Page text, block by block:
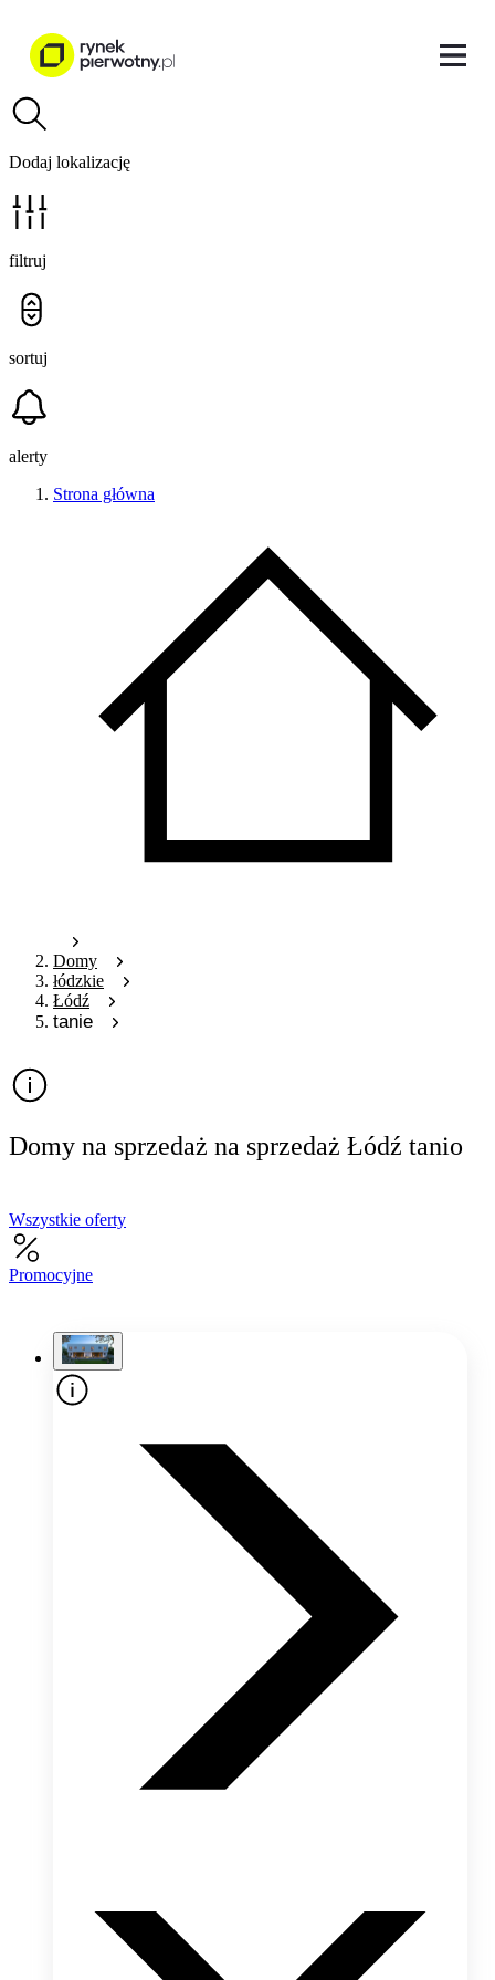
Dodaj lokalizację
filtruj
sortuj
alerty
Strona główna
Domy
łódzkie
Łódź
tanie
Domy na sprzedaż na sprzedaż Łódź tanio
Wszystkie oferty
Promocyjne